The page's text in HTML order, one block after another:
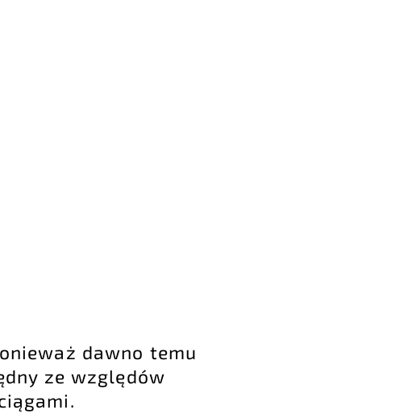
dawno temu
ze względów